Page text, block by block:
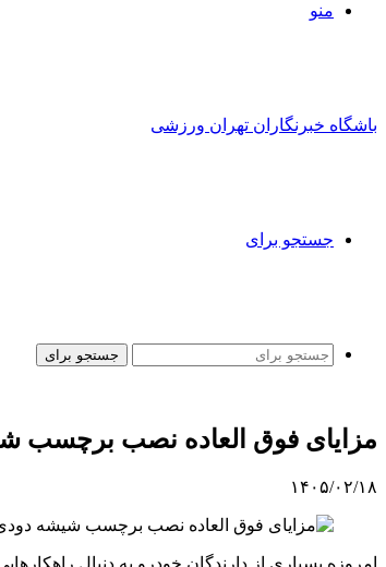
منو
باشگاه خبرنگاران تهران ورزشی
جستجو برای
جستجو برای
مزایای فوق العاده نصب برچسب
۱۴۰۵/۰۲/۱۸
امروزه بسیاری از دارندگان خودرو به دنبال